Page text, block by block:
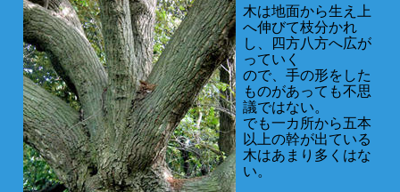
木は地面から生え上
へ伸びて枝分かれ
し、四方八方へ広が
っていく
ので、手の形をした
ものがあっても不思
議ではない。
でも一カ所から五本
以上の幹が出ている
木はあまり多くはな
い。